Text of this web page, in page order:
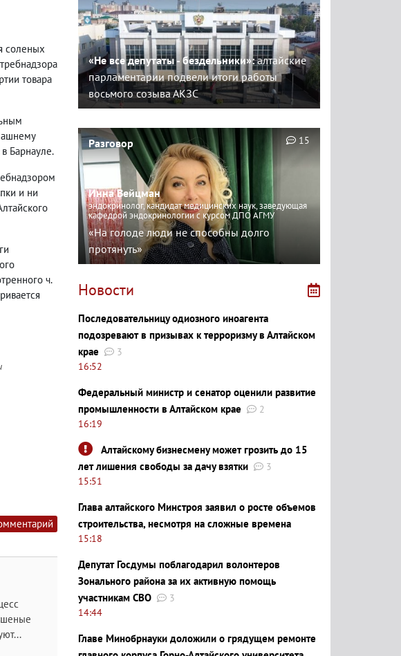
соленых
товара
Барнауле.
и ни
ч.
«Не все депутаты - бездельники»:алтайские
парламентарии подвели итоги работы
восьмого созыва АКЗС
Разговор
Инна Вейцман
эндокринолог, кандидат медицинских наук, заведующая
кафедрой эндокринологии с курсом ДПО АГМУ
«На голоде люди не способны долго
протянуть»
15
Новости
Последовательницу одиозного иноагента
подозревают в призывах к терроризму в Алтайском
крае
3
16:52
Федеральный министр и сенатор оценили развитие
промышленности в Алтайском крае
2
16:19
Алтайскому бизнесмену может грозить до 15
лет лишения свободы за дачу взятки
3
15:51
Глава алтайского Минстроя заявил о росте объемов
строительства, несмотря на сложные времена
15:18
Депутат Госдумы поблагодарил волонтеров
Зонального района за их активную помощь
участникам СВО
3
14:44
Главе Минобрнауки доложили о грядущем ремонте